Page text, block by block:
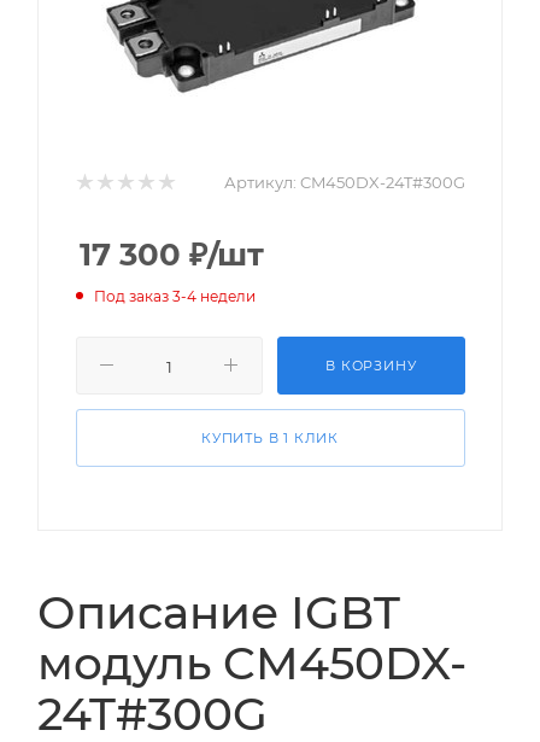
Артикул: CM450DX-24T#300G
17 300 ₽/шт
Под заказ 3-4 недели
В КОРЗИНУ
КУПИТЬ В 1 КЛИК
Описание IGBT
модуль CM450DX-
24T#300G